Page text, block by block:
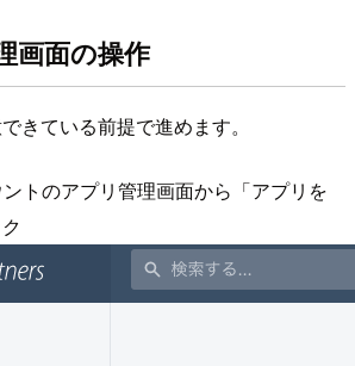
画面の操作
きている前提で進めます。
トのアプリ管理画面から「アプリを